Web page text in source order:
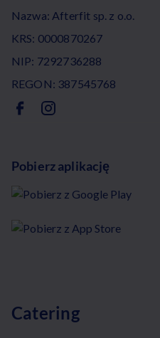
Nazwa: Afterfit sp. z o.o.
KRS: 0000870267
NIP: 7292736288
REGON: 387545768
Pobierz aplikację
Catering